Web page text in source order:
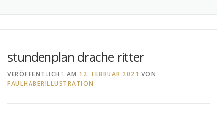
stundenplan drache ritter
VERÖFFENTLICHT AM 12. FEBRUAR 2021 VON
FAULHABERILLUSTRATION